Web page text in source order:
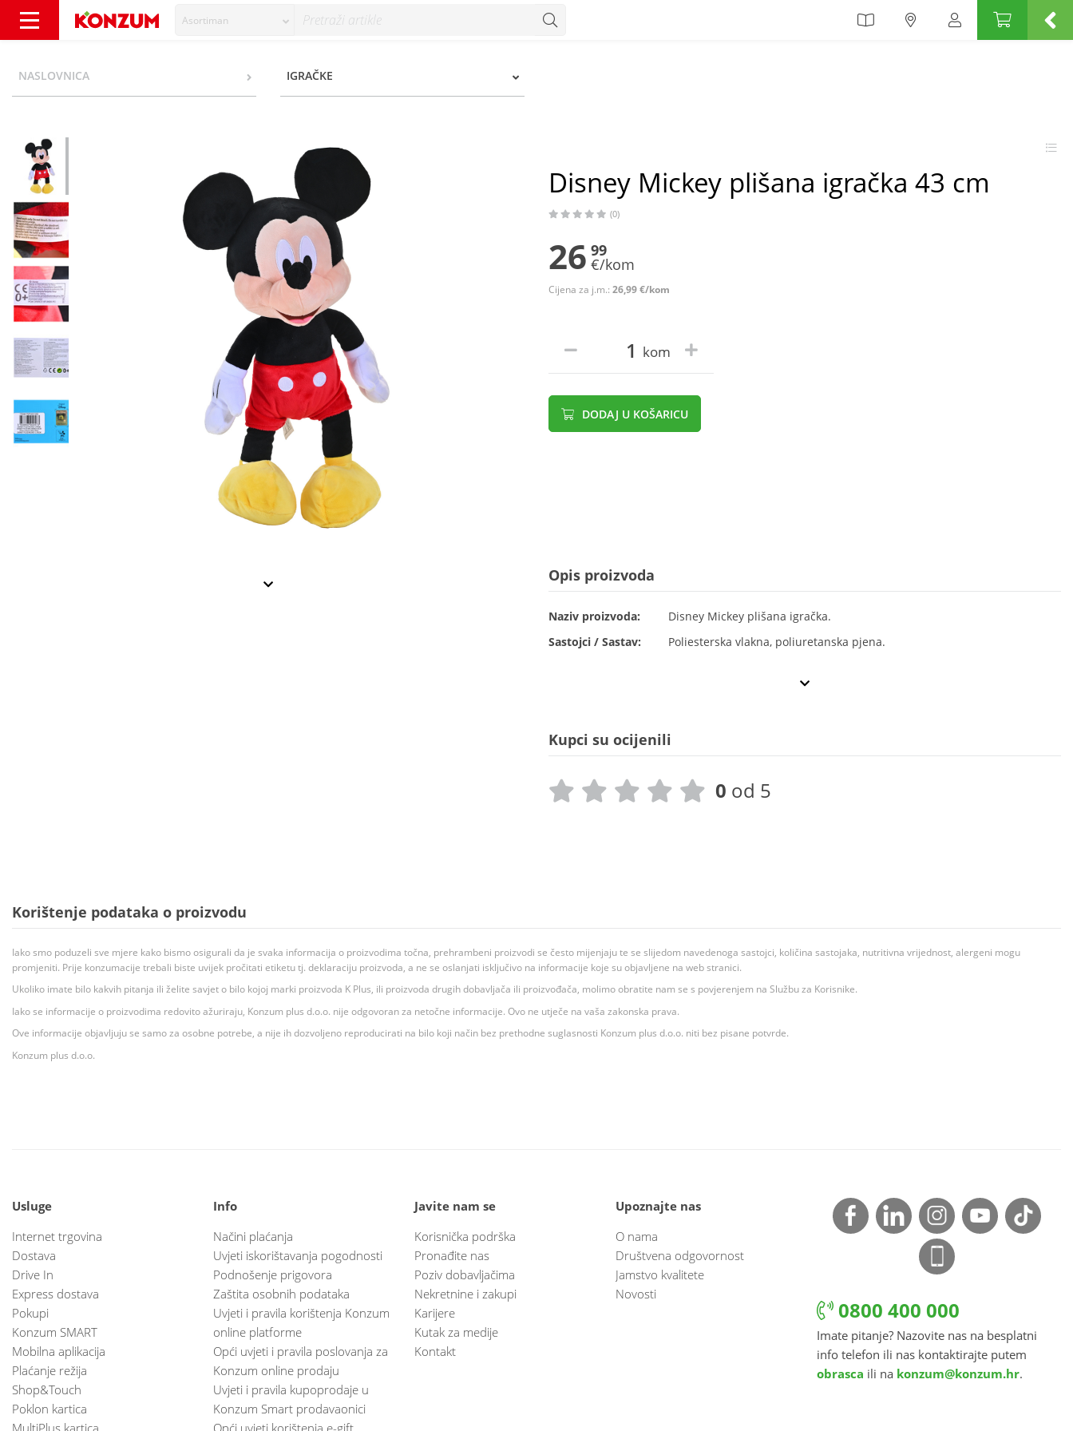
Asortiman
NASLOVNICA IGRAČKE
Disney Mickey plišana igračka 43 cm
(0)
26 99
€/kom
Cijena za j.m.: 26,99 €/kom
kom
DODAJ U KOŠARICU
Opis proizvoda
Naziv proizvoda:
Disney Mickey plišana igračka.
Sastojci / Sastav:
Poliesterska vlakna, poliuretanska pjena.
Kupci su ocijenili
0 od 5
Korištenje podataka o proizvodu
Iako smo poduzeli sve mjere kako bismo osigurali da je svaka informacija o proizvodima točna, prehrambeni proizvodi se često mijenjaju te se slijedom navedenoga sastojci, količina sastojaka, nutritivna vrijednost, alergeni mogu
promjeniti. Prije konzumacije trebali biste uvijek pročitati etiketu tj. deklaraciju proizvoda, a ne se oslanjati isključivo na informacije koje su objavljene na web stranici.
Ukoliko imate bilo kakvih pitanja ili želite savjet o bilo kojoj marki proizvoda K Plus, ili proizvoda drugih dobavljača ili proizvođača, molimo obratite nam se s povjerenjem na Službu za Korisnike.
Iako se informacije o proizvodima redovito ažuriraju, Konzum plus d.o.o. nije odgovoran za netočne informacije. Ovo ne utječe na vaša zakonska prava.
Ove informacije objavljuju se samo za osobne potrebe, a nije ih dozvoljeno reproducirati na bilo koji način bez prethodne suglasnosti Konzum plus d.o.o. niti bez pisane potvrde.
Konzum plus d.o.o.
Usluge
Internet trgovina
Dostava
Drive In
Express dostava
Pokupi
Konzum SMART
Mobilna aplikacija
Plaćanje režija
Shop&Touch
Poklon kartica
MultiPlus kartica
Info
Načini plaćanja
Uvjeti iskorištavanja pogodnosti
Podnošenje prigovora
Zaštita osobnih podataka
Uvjeti i pravila korištenja Konzum
online platforme
Opći uvjeti i pravila poslovanja za
Konzum online prodaju
Uvjeti i pravila kupoprodaje u
Konzum Smart prodavaonici
Opći uvjeti korištenja e-gift
Javite nam se
Korisnička podrška
Pronađite nas
Poziv dobavljačima
Nekretnine i zakupi
Karijere
Kutak za medije
Kontakt
Upoznajte nas
O nama
Društvena odgovornost
Jamstvo kvalitete
Novosti
0800 400 000
Imate pitanje? Nazovite nas na besplatni
info telefon ili nas kontaktirajte putem
obrasca ili na konzum@konzum.hr.